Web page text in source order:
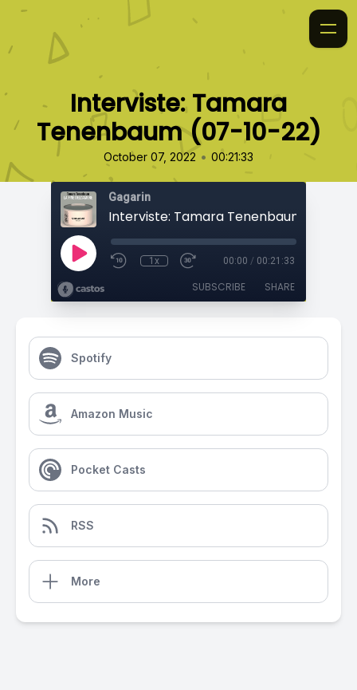
Interviste: Tamara
Tenenbaum (07-10-22)
October 07, 2022 • 00:21:33
Gagarin
Interviste: Tamara Tenenbaum (07-
1x 00:00 / 00:21:33
SUBSCRIBE SHARE
Spotify
Amazon Music
Pocket Casts
RSS
More